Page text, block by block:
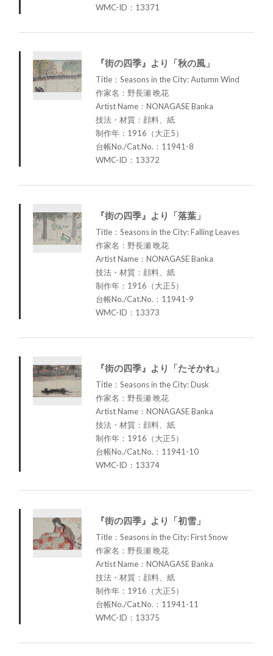
WMC-ID：13371
『街の四季』より「秋の風」
Title：Seasons in the City: Autumn Wind
作家名：野長瀬 晩花
Artist Name：NONAGASE Banka
技法・材質：顔料、紙
制作年：1916（大正5）
台帳No./Cat.No.：11941-8
WMC-ID：13372
『街の四季』より「落葉」
Title：Seasons in the City: Falling Leaves
作家名：野長瀬 晩花
Artist Name：NONAGASE Banka
技法・材質：顔料、紙
制作年：1916（大正5）
台帳No./Cat.No.：11941-9
WMC-ID：13373
『街の四季』より「たそかれ」
Title：Seasons in the City: Dusk
作家名：野長瀬 晩花
Artist Name：NONAGASE Banka
技法・材質：顔料、紙
制作年：1916（大正5）
台帳No./Cat.No.：11941-10
WMC-ID：13374
『街の四季』より「初雪」
Title：Seasons in the City: First Snow
作家名：野長瀬 晩花
Artist Name：NONAGASE Banka
技法・材質：顔料、紙
制作年：1916（大正5）
台帳No./Cat.No.：11941-11
WMC-ID：13375